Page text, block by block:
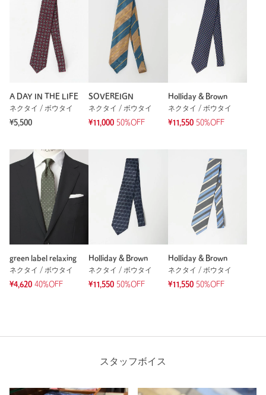
A DAY IN THE LIFE
ネクタイ / ボウタイ
¥5,500
SOVEREIGN
ネクタイ / ボウタイ
¥11,000 50%OFF
Holliday & Brown
ネクタイ / ボウタイ
¥11,550 50%OFF
green label relaxing
ネクタイ / ボウタイ
¥4,620 40%OFF
Holliday & Brown
ネクタイ / ボウタイ
¥11,550 50%OFF
Holliday & Brown
ネクタイ / ボウタイ
¥11,550 50%OFF
スタッフボイス